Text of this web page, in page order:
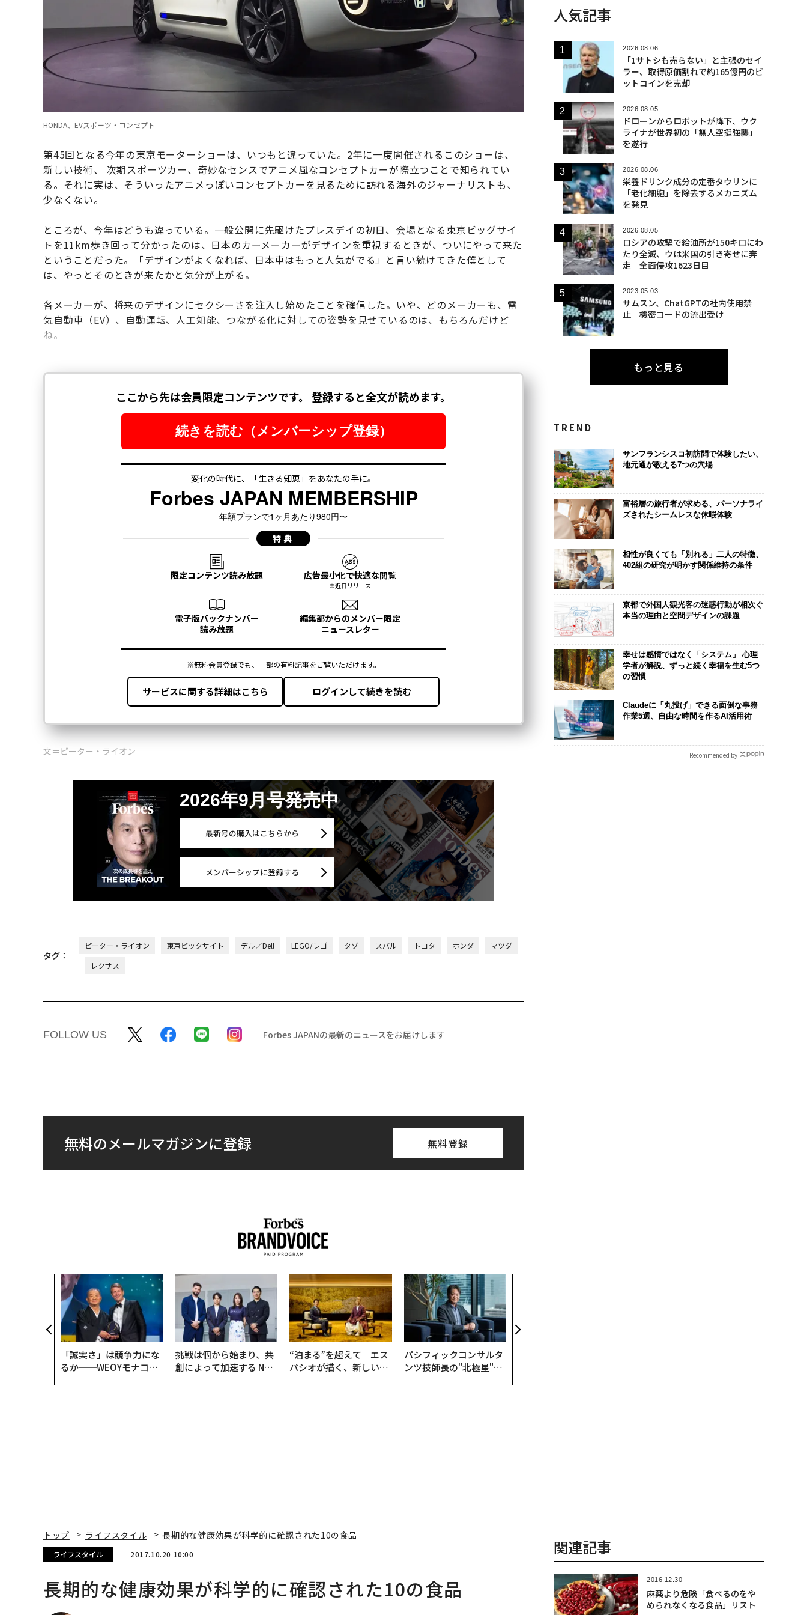
HONDA、EVスポーツ・コンセプト
第45回となる今年の東京モーターショーは、いつもと違っていた。2年に一度開催されるこのショーは、
新しい技術、 次期スポーツカー、奇妙なセンスでアニメ風なコンセプトカーが際立つことで知られてい
る。それに実は、そういったアニメっぽいコンセプトカーを見るために訪れる海外のジャーナリストも、
少なくない。
ところが、今年はどうも違っている。一般公開に先駆けたプレスデイの初日、会場となる東京ビッグサイ
トを11km歩き回って分かったのは、日本のカーメーカーがデザインを重視するときが、ついにやって来た
ということだった。「デザインがよくなれば、日本車はもっと人気がでる」と言い続けてきた僕として
は、やっとそのときが来たかと気分が上がる。
各メーカーが、将来のデザインにセクシーさを注入し始めたことを確信した。いや、どのメーカーも、電
気自動車（EV）、自動運転、人工知能、つながる化に対しての姿勢を見せているのは、もちろんだけど
ね。
文＝ピーター・ライオン
2026年9月号発売中
最新号の購入はこちらから
メンバーシップに登録する
タグ：
ピーター・ライオン 東京ビックサイト デル／Dell LEGO/レゴ タゾ スバル トヨタ ホンダ
マツダ
レクサス
FOLLOW US Forbes JAPANの最新のニュースをお届けします
無料のメールマガジンに登録 無料登録
「誠実さ」は競争力にな
るか──WEOYモナコで
挑戦は個から始まり、共
創によって加速する NOR
“泊まる”を超えて─エス
パシオが描く、新しい日
パシフィックコンサルタ
ンツ技師長の"北極星"。
人気記事
2026.08.06
「1サトシも売らない」と主張のセイ
ラー、取得原価割れで約165億円のビ
ットコインを売却
2026.08.05
ドローンからロボットが降下、ウク
ライナが世界初の「無人空挺強襲」
を遂行
2026.08.06
栄養ドリンク成分の定番タウリンに
「老化細胞」を除去するメカニズム
を発見
2026.08.05
ロシアの攻撃で給油所が150キロにわ
たり全滅、ウは米国の引き寄せに奔
走 全面侵攻1623日目
2023.05.03
サムスン、ChatGPTの社内使用禁
止 機密コードの流出受け
もっと見る
TREND
サンフランシスコ初訪問で体験したい、
地元通が教える7つの穴場
富裕層の旅行者が求める、パーソナライ
ズされたシームレスな休暇体験
相性が良くても「別れる」二人の特徴、
402組の研究が明かす関係維持の条件
京都で外国人観光客の迷惑行動が相次ぐ
本当の理由と空間デザインの課題
幸せは感情ではなく「システム」 心理
学者が解説、ずっと続く幸福を生む5つ
の習慣
Claudeに「丸投げ」できる面倒な事務
作業5選、自由な時間を作るAI活用術
Recommended by
トップ ライフスタイル 長期的な健康効果が科学的に確認された10の食品
ライフスタイル 2017.10.20 10:00
長期的な健康効果が科学的に確認された10の食品
関連記事
2016.12.30
麻薬より危険「食べるのをや
められなくなる食品」リスト